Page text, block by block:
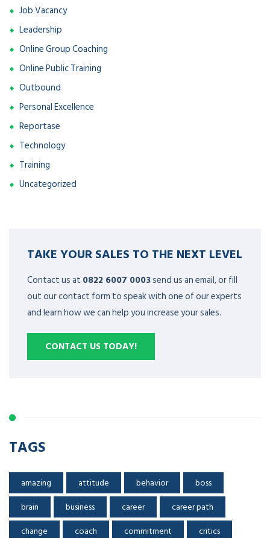
Job Vacancy
Leadership
Online Group Coaching
Online Public Training
Outbound
Personal Excellence
Reportase
Technology
Training
Uncategorized
TAKE YOUR SALES TO THE NEXT LEVEL
Contact us at 0822 6007 0003send us an email, or fill
out our contact form to speak with one of our experts
and learn how we can help you increase your sales.
CONTACT US TODAY!
TAGS
amazing attitude behavior
boss
brain
business career
career path
change
coach commitment
critics